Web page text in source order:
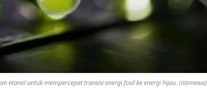
etanol untuk mempercepat transisi energi fosil ke energi hijau. (istimewa)